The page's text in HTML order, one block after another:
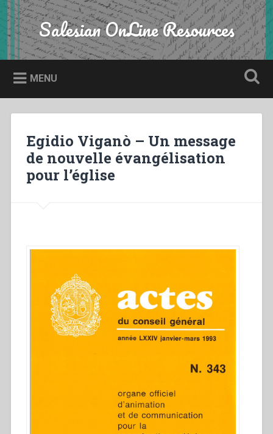
Skip
to
content
Search Salesian OnLine Resources
MENU
Egidio Viganò – Un message
de nouvelle évangélisation
pour l’église